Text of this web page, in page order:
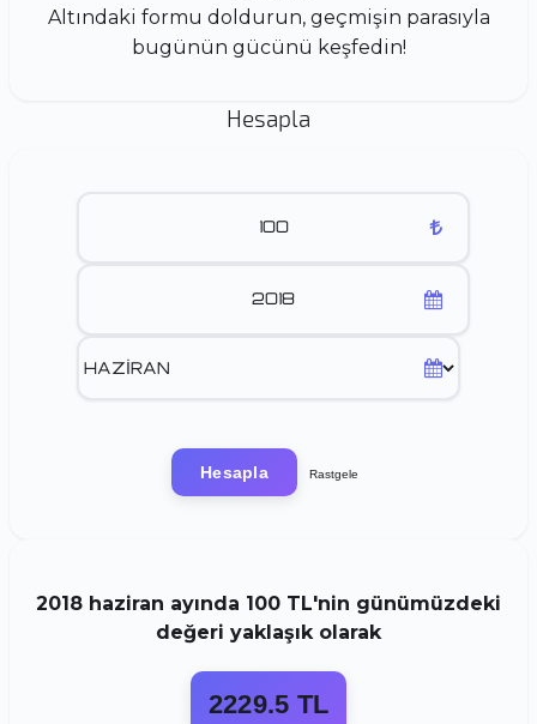
Altındaki formu doldurun, geçmişin parasıyla
bugünün gücünü keşfedin!
Hesapla
Hesapla Rastgele
2018 haziran ayında 100 TL'nin günümüzdeki
değeri yaklaşık olarak
2229.5 TL